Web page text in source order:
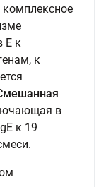
Е к
к
в
к 19